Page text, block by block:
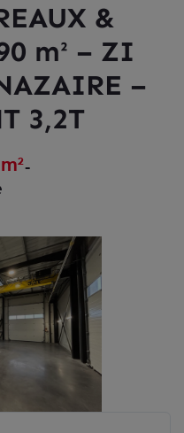
&
m² – ZI
–
3,2T
-